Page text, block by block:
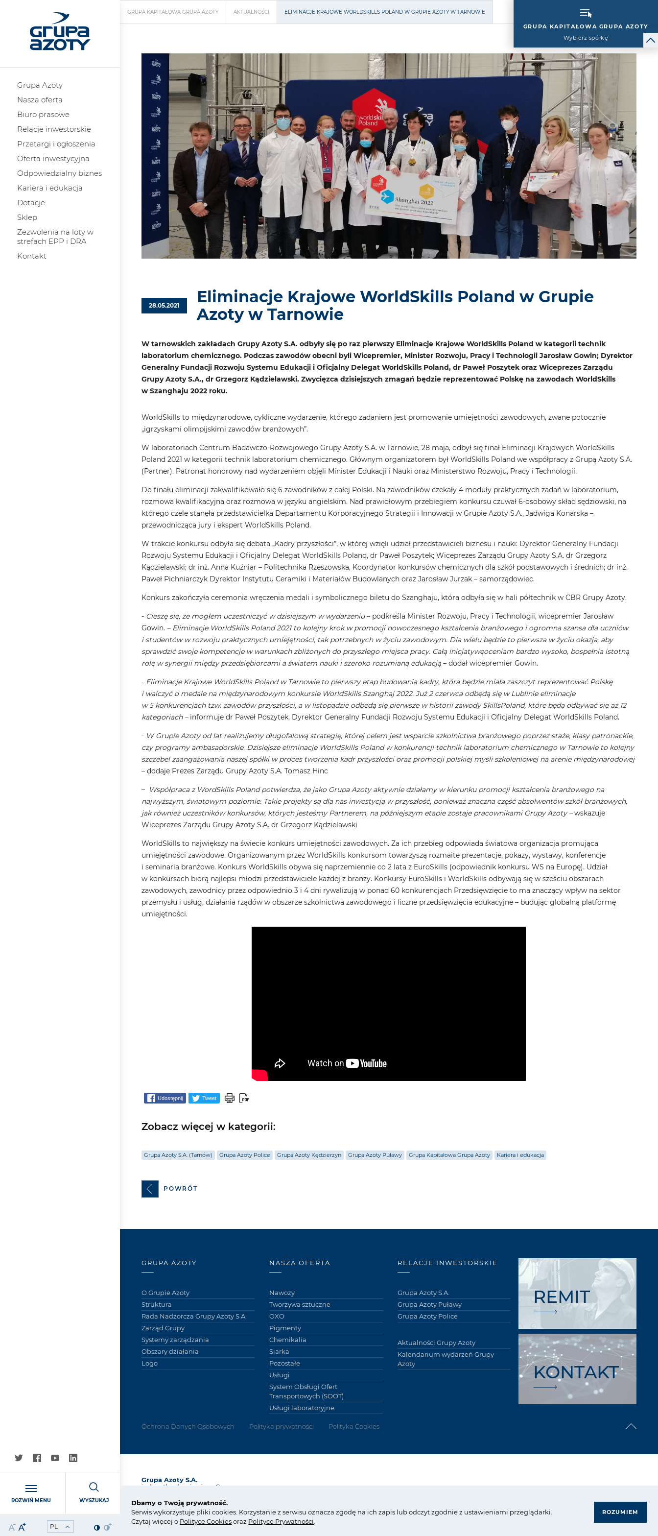
Dbamy o Twoją prywatność.
Serwis wykorzystuje pliki cookies. Korzystanie z serwisu oznacza zgodę na ich zapis lub odczyt zgodnie z ustawieniami przeglądarki.
Czytaj więcej o PolityceCookiesoraz Polityce Prywatności
ROZUMIEM
Grupa Azoty
Nasza oferta
Biuro prasowe
Relacje inwestorskie
Przetargi i ogłoszenia
Oferta inwestycyjna
Odpowiedzialny biznes
Kariera i edukacja
Dotacje
Sklep
Zezwolenia na loty w
strefach EPP i DRA
Kontakt
ROZWIŃ MENU WYSZUKAJ
GRUPA KAPITAŁOWA GRUPA AZOTY
Wybierz spółkę
GRUPA KAPITAŁOWA GRUPA AZOTY AKTUALNOŚCI ELIMINACJE KRAJOWE WORLDSKILLS POLAND W GRUPIE AZOTY W TARNOWIE
28.05.2021
Eliminacje Krajowe WorldSkills Poland w Grupie
Azoty w Tarnowie
W tarnowskich zakładach Grupy Azoty S.A. odbyły się po raz pierwszy Eliminacje Krajowe WorldSkills Poland w kategorii technik
laboratorium chemicznego. Podczas zawodów obecni byli Wicepremier, Minister Rozwoju, Pracy i Technologii Jarosław Gowin; Dyrektor
Generalny Fundacji Rozwoju Systemu Edukacji i Oficjalny Delegat WorldSkills Poland, dr Paweł Poszytek oraz Wiceprezes Zarządu
Grupy Azoty S.A., dr Grzegorz Kądzielawski. Zwycięzca dzisiejszych zmagań będzie reprezentować Polskę na zawodach WorldSkills
w Szanghaju 2022 roku.
WorldSkills to międzynarodowe, cykliczne wydarzenie, którego zadaniem jest promowanie umiejętności zawodowych, zwane potocznie
„igrzyskami olimpijskimi zawodów branżowych”.
W laboratoriach Centrum Badawczo-Rozwojowego Grupy Azoty S.A. w Tarnowie, 28 maja, odbył się finał Eliminacji Krajowych WorldSkills
Poland 2021 w kategorii technik laboratorium chemicznego. Głównym organizatorem był WorldSkills Poland we współpracy z Grupą Azoty S.A.
(Partner). Patronat honorowy nad wydarzeniem objęli Minister Edukacji i Nauki oraz Ministerstwo Rozwoju, Pracy i Technologii.
Do finału eliminacji zakwalifikowało się 6 zawodników z całej Polski. Na zawodników czekały 4 moduły praktycznych zadań w laboratorium,
rozmowa kwalifikacyjna oraz rozmowa w języku angielskim. Nad prawidłowym przebiegiem konkursu czuwał 6-osobowy skład sędziowski, na
którego czele stanęła przedstawicielka Departamentu Korporacyjnego Strategii i Innowacji w Grupie Azoty S.A., Jadwiga Konarska –
przewodnicząca jury i ekspert WorldSkills Poland.
W trakcie konkursu odbyła się debata „Kadry przyszłości”, w której wzięli udział przedstawicieli biznesu i nauki: Dyrektor Generalny Fundacji
Rozwoju Systemu Edukacji i Oficjalny Delegat WorldSkills Poland, dr Paweł Poszytek; Wiceprezes Zarządu Grupy Azoty S.A. dr Grzegorz
Kądzielawski; dr inż. Anna Kuźniar – Politechnika Rzeszowska, Koordynator konkursów chemicznych dla szkół podstawowych i średnich; dr inż.
Paweł Pichniarczyk Dyrektor Instytutu Ceramiki i Materiałów Budowlanych oraz Jarosław Jurzak – samorządowiec.
Konkurs zakończyła ceremonia wręczenia medali i symbolicznego biletu do Szanghaju, która odbyła się w hali półtechnik w CBR Grupy Azoty.
- Cieszę się, że mogłem uczestniczyć w dzisiejszym w wydarzeniu– podkreśla Minister Rozwoju, Pracy i Technologii, wicepremier Jarosław
Gowin. – Eliminacje WorldSkills Poland 2021 to kolejny krok w promocji nowoczesnego kształcenia branżowego i ogromna szansa dla uczniów
i studentów w rozwoju praktycznych umiejętności, tak potrzebnych w życiu zawodowym. Dla wielu będzie to pierwsza w życiu okazja, aby
sprawdzić swoje kompetencje w warunkach zbliżonych do przyszłego miejsca pracy. Całą inicjatywęoceniam bardzo wysoko, bospełnia istotną
rolę w synergii między przedsiębiorcami a światem nauki i szeroko rozumianą edukacją– dodał wicepremier Gowin.
- Eliminacje Krajowe WorldSkills Poland w Tarnowie to pierwszy etap budowania kadry, która będzie miała zaszczyt reprezentować Polskę
i walczyć o medale na międzynarodowym konkursie WorldSkills Szanghaj 2022. Już 2 czerwca odbędą się w Lublinie eliminacje
w 5 konkurencjach tzw. zawodów przyszłości, a w listopadzie odbędą się pierwsze w historii zawody SkillsPoland, które będą odbywać się aż 12
kategoriach – informuje dr Paweł Poszytek, Dyrektor Generalny Fundacji Rozwoju Systemu Edukacji i Oficjalny Delegat WorldSkills Poland.
- W Grupie Azoty od lat realizujemy długofalową strategię, której celem jest wsparcie szkolnictwa branżowego poprzez staże, klasy patronackie,
czy programy ambasadorskie. Dzisiejsze eliminacje WorldSkills Poland w konkurencji technik laboratorium chemicznego w Tarnowie to kolejny
szczebel zaangażowania naszej spółki w proces tworzenia kadr przyszłości oraz promocji polskiej myśli szkoleniowej na arenie międzynarodowej
– dodaje Prezes Zarządu Grupy Azoty S.A. Tomasz Hinc
–
Współpraca z WordSkills Poland potwierdza, że jako Grupa Azoty aktywnie działamy w kierunku promocji kształcenia branżowego na
najwyższym, światowym poziomie. Takie projekty są dla nas inwestycją w przyszłość, ponieważ znaczna część absolwentów szkół branżowych,
jak również uczestników konkursów, których jesteśmy Partnerem, na późniejszym etapie zostaje pracownikami Grupy Azoty –wskazuje
Wiceprezes Zarządu Grupy Azoty S.A. dr Grzegorz Kądzielawski
WorldSkills to największy na świecie konkurs umiejętności zawodowych. Za ich przebieg odpowiada światowa organizacja promująca
umiejętności zawodowe. Organizowanym przez WorldSkills konkursom towarzyszą rozmaite prezentacje, pokazy, wystawy, konferencje
i seminaria branżowe. Konkurs WorldSkills obywa się naprzemiennie co 2 lata z EuroSkills (odpowiednik konkursu WS na Europę). Udział
w konkursach biorą najlepsi młodzi przedstawiciele każdej z branży. Konkursy EuroSkills i WorldSkills odbywają się w sześciu obszarach
zawodowych, zawodnicy przez odpowiednio 3 i 4 dni rywalizują w ponad 60 konkurencjach Przedsięwzięcie to ma znaczący wpływ na sektor
przemysłu i usług, działania rządów w obszarze szkolnictwa zawodowego i liczne przedsięwzięcia edukacyjne – budując globalną platformę
umiejętności.
Udostępnij Tweet
Zobacz więcej w kategorii:
Grupa Azoty S.A. (Tarnów) Grupa Azoty Police Grupa Azoty Kędzierzyn Grupa Azoty Puławy Grupa Kapitałowa Grupa Azoty Kariera i edukacja
POWRÓT
GRUPA AZOTY
O Grupie Azoty
Struktura
Rada Nadzorcza Grupy Azoty S.A.
Zarząd Grupy
Systemy zarządzania
Obszary działania
Logo
NASZA OFERTA
Nawozy
Tworzywa sztuczne
OXO
Pigmenty
Chemikalia
Siarka
Pozostałe
Usługi
System Obsługi Ofert
Transportowych (SOOT)
Usługi laboratoryjne
RELACJE INWESTORSKIE
Grupa Azoty S.A.
Grupa Azoty Puławy
Grupa Azoty Police
Aktualności Grupy Azoty
Kalendarium wydarzeń Grupy
Azoty
REMIT
KONTAKT
Ochrona Danych Osobowych Polityka prywatności Polityka Cookies
Grupa Azoty S.A.
jednostka dominująca Grupy
ul. Kwiatkowskiego 8
33-101 Tarnów, Polska
kontakt@grupaazoty.com
by intellect